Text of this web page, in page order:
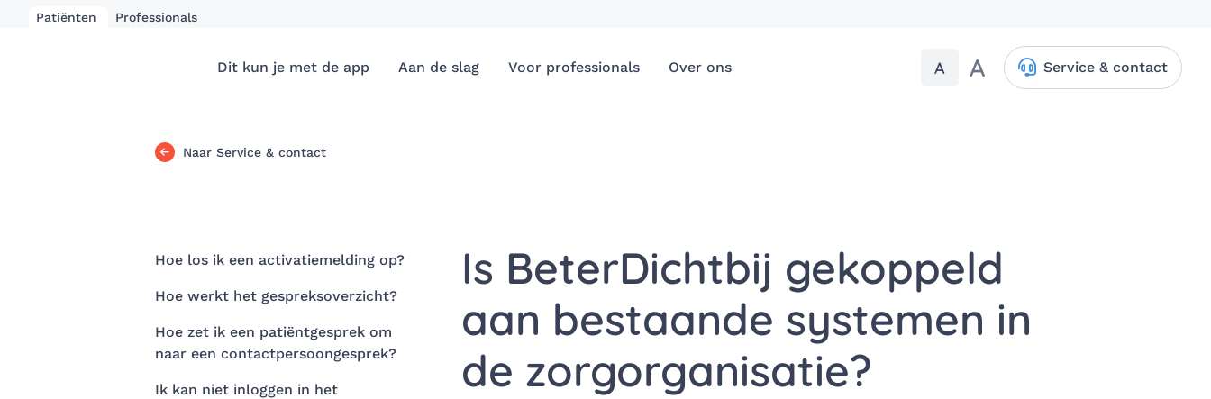
Patiënten Professionals
Dit kun je met de app Aan de slag Voor professionals Over ons A A Service & contact
Naar Service & contact
Hoe los ik een activatiemelding op?
Hoe werkt het gespreksoverzicht?
Hoe zet ik een patiëntgesprek om
naar een contactpersoongesprek?
Ik kan niet inloggen in het
Is BeterDichtbij gekoppeld
aan bestaande systemen in
de zorgorganisatie?